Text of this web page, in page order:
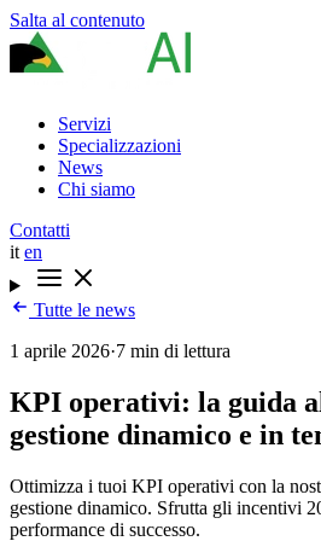
Salta al contenuto
Servizi
Specializzazioni
News
Chi siamo
Contatti
it en
Tutte le news
1 aprile 2026·7 min di lettura
KPI operativi: la guida
gestione dinamico e in
Ottimizza i tuoi KPI operativi con la
gestione dinamico. Sfrutta gli incentivi
performance di successo.